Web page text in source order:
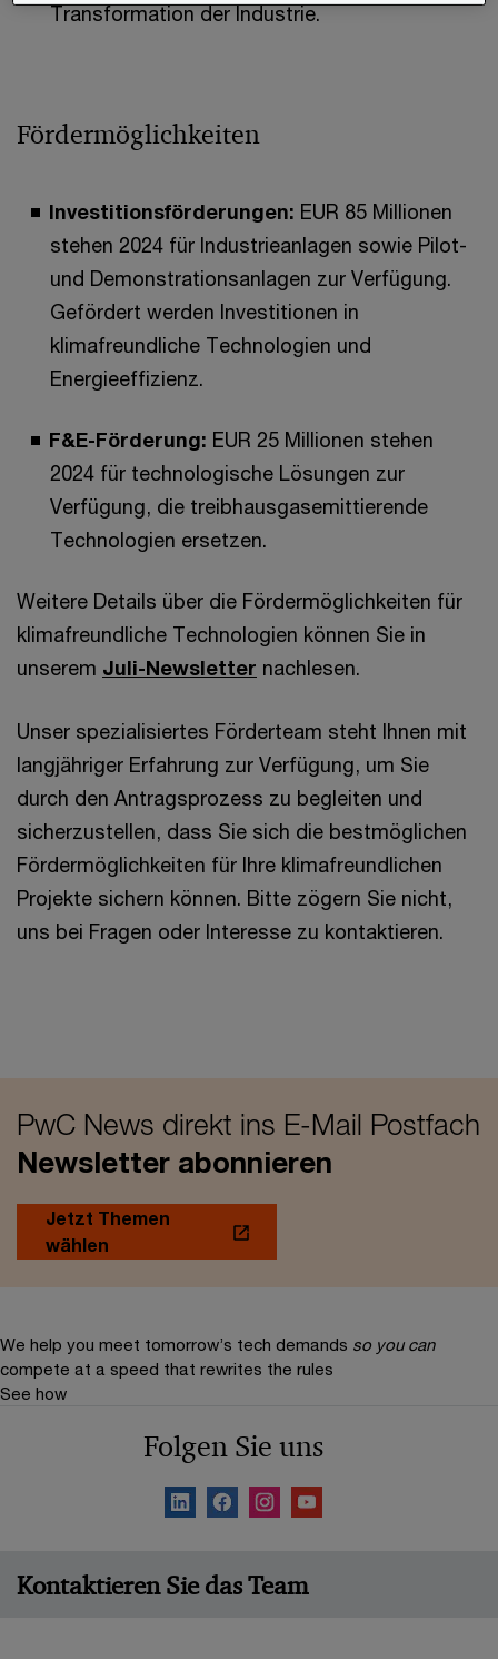
Transformation der Industrie.
Fördermöglichkeiten
Investitionsförderungen: EUR 85 Millionen
stehen 2024 für Industrieanlagen sowie Pilot-
und Demonstrationsanlagen zur Verfügung.
Gefördert werden Investitionen in
klimafreundliche Technologien und
Energieeffizienz.
F&E-Förderung: EUR 25 Millionen stehen
2024 für technologische Lösungen zur
Verfügung, die treibhausgasemittierende
Technologien ersetzen.
Weitere Details über die Fördermöglichkeiten für
klimafreundliche Technologien können Sie in
unserem Juli-Newsletter nachlesen.
Unser spezialisiertes Förderteam steht Ihnen mit
langjähriger Erfahrung zur Verfügung, um Sie
durch den Antragsprozess zu begleiten und
sicherzustellen, dass Sie sich die bestmöglichen
Fördermöglichkeiten für Ihre klimafreundlichen
Projekte sichern können. Bitte zögern Sie nicht,
uns bei Fragen oder Interesse zu kontaktieren.
PwC News direkt ins E-Mail Postfach
Newsletter abonnieren
Jetzt Themen
wählen
We help you meet tomorrow’s tech demands so you can
compete at a speed that rewrites the rules
See how
Folgen Sie uns
Kontaktieren Sie das Team